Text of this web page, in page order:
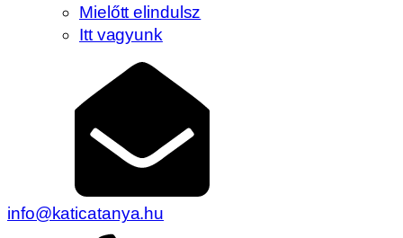
Mielőtt elindulsz
Itt vagyunk
info@katicatanya.hu